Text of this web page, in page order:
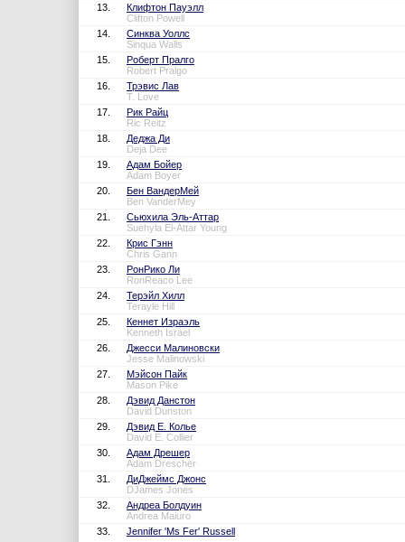
13.
Клифтон Пауэлл
Clifton Powell
14.
Синква Уоллс
Sinqua Walls
15.
Роберт Пралго
Robert Pralgo
16.
Трэвис Лав
T. Love
17.
Рик Райц
Ric Reitz
18.
Деджа Ди
Deja Dee
19.
Адам Бойер
Adam Boyer
20.
Бен ВандерМей
Ben VanderMey
21.
Сьюхила Эль-Аттар
Suehyla El-Attar Young
22.
Крис Гэнн
Chris Gann
23.
РонРико Ли
RonReaco Lee
24.
Терэйл Хилл
Terayle Hill
25.
Кеннет Израэль
Kenneth Israel
26.
Джесси Малиновски
Jesse Malinowski
27.
Мэйсон Пайк
Mason Pike
28.
Дэвид Данстон
David Dunston
29.
Дэвид Е. Колье
David E. Collier
30.
Адам Дрешер
Adam Drescher
31.
ДиДжеймс Джонс
DJames Jones
32.
Андреа Болдуин
Andrea Maiuro
33.
Jennifer 'Ms Fer' Russell